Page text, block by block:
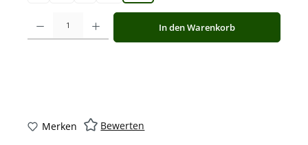
Produkt Anzahl: Gib den gewünschten Wert ein oder benutze die
In den Warenkorb
Merken Bewerten